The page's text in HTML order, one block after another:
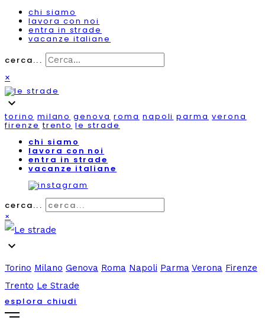
chi siamo
lavora con noi
entra in strade
vacanze italiane
cerca...
×
expand_more
torino milano genova roma napoli parma verona
firenze trento le strade
chi siamo
lavora con noi
entra in strade
vacanze italiane
cerca...
×
expand_more
Torino Milano Genova Roma Napoli Parma Verona Firenze
Trento Le Strade
esplora chiudi